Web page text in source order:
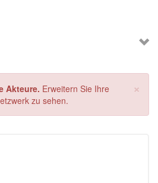
×
Akteure. Erweitern Sie Ihre
zu sehen.